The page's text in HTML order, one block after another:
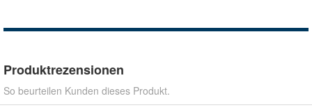
Produktrezensionen
So beurteilen Kunden dieses Produkt.